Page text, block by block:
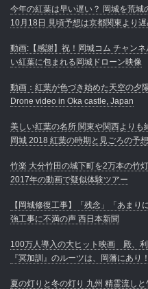
今年の紅葉は早い遅い？ 岡城を荒
10月18日 見頃予想は京都関東より遅
動画:【感謝】祝！岡城コム チャン
い紅葉に包まれる岡城ドローン映像
動画：紅葉が色づき始めた天空の夕
Drone video in Oka castle, Japan
美しい紅葉の名所 関東や関西よりも
岡城 2018 紅葉の時期と見ごろの予想
竹楽 大分竹田の城下町を2万本の竹
2017年の動画で疑似体験ツアー
【岡城修復工事】「残念」「あま
強工事に不満の声 西日本新聞
100万人導入の大ヒット映画 殿、
『冥加訓』のルーツは、岡藩にあり！
夏の灯りと冬の灯り 九州 精霊流しと